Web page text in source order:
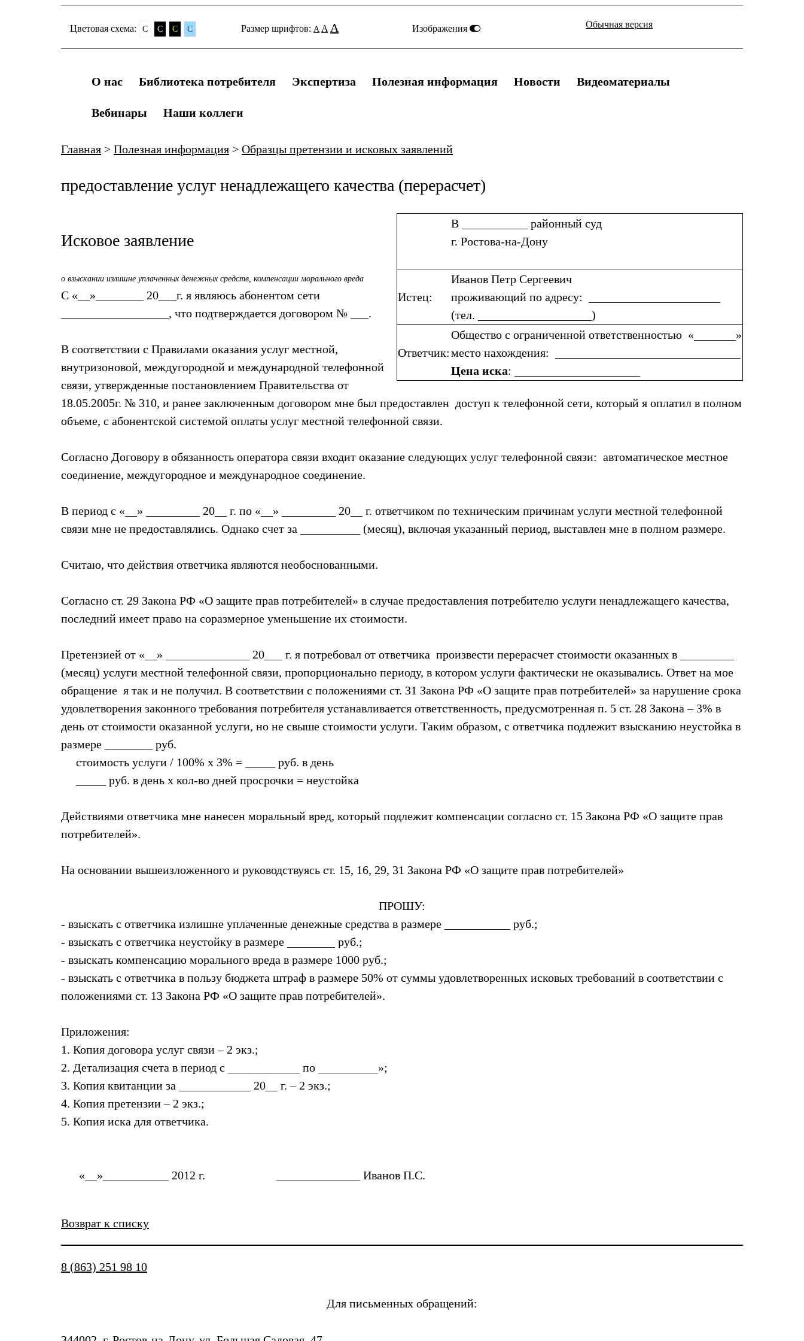
Цветовая схема: C C C C Размер шрифтов: A A A Изображения Обычная версия
О нас Библиотека потребителя Экспертиза Полезная информация Новости Видеоматериалы
Вебинары Наши коллеги
Главная > Полезная информация > Образцы претензии и исковых заявлений
предоставление услуг ненадлежащего качества (перерасчет)
В ___________ районный суд
г. Ростова-на-Дону
Истец:
Иванов Петр Сергеевич
проживающий по адресу: ______________________
(тел. ___________________)
Ответчик:
Общество с ограниченной ответственностью «_______»
место нахождения: _______________________________
Цена иска: _____________________
Исковое заявление
о взыскании излишне уплаченных денежных средств, компенсации морального вреда
С «__»________ 20___г. я являюсь абонентом сети
__________________, что подтверждается договором № ___.
В соответствии с Правилами оказания услуг местной,
внутризоновой, междугородной и международной телефонной
связи, утвержденные постановлением Правительства от
18.05.2005г. № 310, и ранее заключенным договором мне был предоставлен доступ к телефонной сети, который я оплатил в полном
объеме, с абонентской системой оплаты услуг местной телефонной связи.
Согласно Договору в обязанность оператора связи входит оказание следующих услуг телефонной связи: автоматическое местное
соединение, междугородное и международное соединение.
В период с «__» _________ 20__ г. по «__» _________ 20__ г. ответчиком по техническим причинам услуги местной телефонной
связи мне не предоставлялись. Однако счет за __________ (месяц), включая указанный период, выставлен мне в полном размере.
Считаю, что действия ответчика являются необоснованными.
Согласно ст. 29 Закона РФ «О защите прав потребителей» в случае предоставления потребителю услуги ненадлежащего качества,
последний имеет право на соразмерное уменьшение их стоимости.
Претензией от «__» ______________ 20___ г. я потребовал от ответчика произвести перерасчет стоимости оказанных в _________
(месяц) услуги местной телефонной связи, пропорционально периоду, в котором услуги фактически не оказывались. Ответ на мое
обращение я так и не получил. В соответствии с положениями ст. 31 Закона РФ «О защите прав потребителей» за нарушение срока
удовлетворения законного требования потребителя устанавливается ответственность, предусмотренная п. 5 ст. 28 Закона – 3% в
день от стоимости оказанной услуги, но не свыше стоимости услуги. Таким образом, с ответчика подлежит взысканию неустойка в
размере ________ руб.
стоимость услуги / 100% х 3% = _____ руб. в день
_____ руб. в день х кол-во дней просрочки = неустойка
Действиями ответчика мне нанесен моральный вред, который подлежит компенсации согласно ст. 15 Закона РФ «О защите прав
потребителей».
На основании вышеизложенного и руководствуясь ст. 15, 16, 29, 31 Закона РФ «О защите прав потребителей»
ПРОШУ:
- взыскать с ответчика излишне уплаченные денежные средства в размере ___________ руб.;
- взыскать с ответчика неустойку в размере ________ руб.;
- взыскать компенсацию морального вреда в размере 1000 руб.;
- взыскать с ответчика в пользу бюджета штраф в размере 50% от суммы удовлетворенных исковых требований в соответствии с
положениями ст. 13 Закона РФ «О защите прав потребителей».
Приложения:
1. Копия договора услуг связи – 2 экз.;
2. Детализация счета в период с ____________ по __________»;
3. Копия квитанции за ____________ 20__ г. – 2 экз.;
4. Копия претензии – 2 экз.;
5. Копия иска для ответчика.
«__»___________ 2012 г. ______________ Иванов П.С.
Возврат к списку
8 (863) 251 98 10
Для письменных обращений: